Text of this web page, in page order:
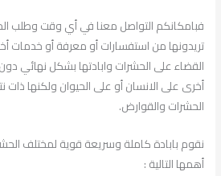
فبامكانكم التواصل معنا في أي وقت وطلب
تريدونها من استفسارات أو معرفة أو خدمات
القضاء على الحشرات وابادتها بشكل نهائي
أخرى على الانسان أو على الحيوان ولكنها ذات
الحشرات والقوارض.
نقوم بابادة كاملة وسريعة قوية لمختلف
أهمها التالية :